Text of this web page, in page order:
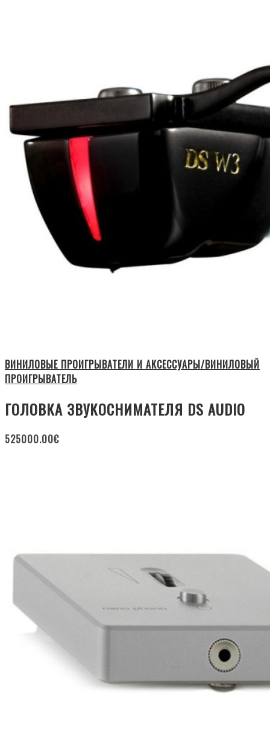
ВИНИЛОВЫЕ ПРОИГРЫВАТЕЛИ И АКСЕССУАРЫ/ВИНИЛОВЫЙ
ПРОИГРЫВАТЕЛЬ
ГОЛОВКА ЗВУКОСНИМАТЕЛЯ DS AUDIO
525000.00€